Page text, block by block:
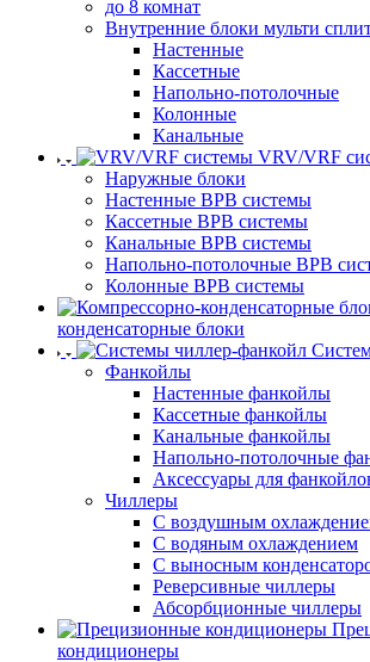
до 8 комнат
Внутренние блоки мульти
Настенные
Кассетные
Напольно-потолочные
Колонные
Канальные
VRV/VRF
Наружные блоки
Настенные ВРВ системы
Кассетные ВРВ системы
Канальные ВРВ системы
Напольно-потолочные ВРВ
Колонные ВРВ системы
конденсаторные блоки
Фанкойлы
Настенные фанкойлы
Кассетные фанкойлы
Канальные фанкойлы
Напольно-потолочные
Аксессуары для
Чиллеры
С воздушным
С водяным охлаждением
С выносным
Реверсивные чиллеры
Абсорбционные чиллеры
кондиционеры